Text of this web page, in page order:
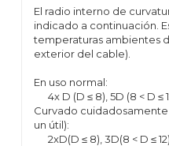
El radio interno de
indicado a continuación.
temperaturas ambientes
exterior del cable).
En uso normal:
4x D (D ≤ 8), 5D (8 < D ≤
Curvado
un útil):
2xD(D ≤ 8), 3D(8 < D ≤